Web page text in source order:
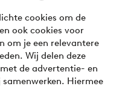
cookies om de
ook cookies voor
om je een relevantere
Wij delen deze
de advertentie- en
Hiermee
of opsplitsen